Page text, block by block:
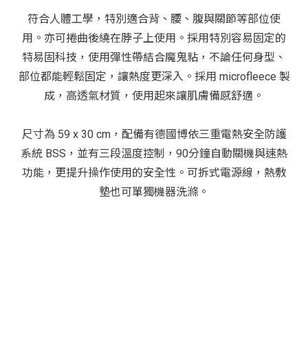
符合人體工學，特別適合背、腰、腹與關節等部位使
用。亦可捲曲後繞在脖子上使用。採用特別容易固定的
特易固科技，使用彈性帶結合魔鬼粘，不論任何身型、
部位都能輕鬆固定，讓熱度更深入。採用 microfleece 製
成，高透氣材質，使用起來讓肌膚備感舒適。
尺寸為 59 x 30 cm，配備有德國博依三重電熱安全防護
系統 BSS，並有三段溫度控制，90分鐘自動關機與速熱
功能，更提升操作使用的安全性。可拆式電源線，熱敷
墊也可單獨機器洗滌。